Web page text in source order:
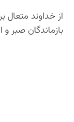
از خداوند متعال
بازماندگان صبر